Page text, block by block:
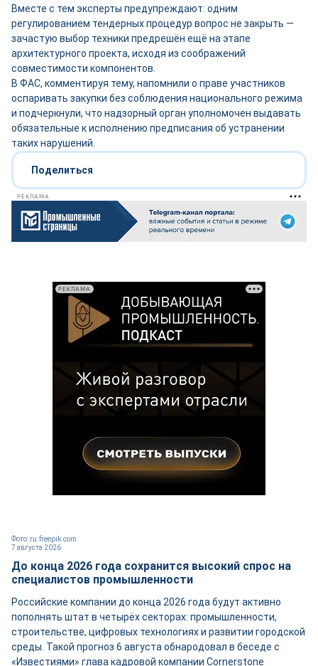
Вместе с тем эксперты предупреждают: одним
регулированием тендерных процедур вопрос не закрыть —
зачастую выбор техники предрешён ещё на этапе
архитектурного проекта, исходя из соображений
совместимости компонентов.
В ФАС, комментируя тему, напомнили о праве участников
оспаривать закупки без соблюдения национального режима
и подчеркнули, что надзорный орган уполномочен выдавать
обязательные к исполнению предписания об устранении
таких нарушений.
Поделиться
РЕКЛАМА
7 августа 2026
Фото: ru.freepik.com
До конца 2026 года сохранится высокий спрос на
специалистов промышленности
Российские компании до конца 2026 года будут активно
пополнять штат в четырёх секторах: промышленности,
строительстве, цифровых технологиях и развитии городской
среды. Такой прогноз 6 августа обнародовал в беседе с
«Известиями» глава кадровой компании Cornerstone
РЕКЛАМА